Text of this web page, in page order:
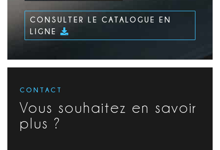
CONSULTER LE CATALOGUE EN
LIGNE
CONTACT
Vous souhaitez en savoir
plus ?